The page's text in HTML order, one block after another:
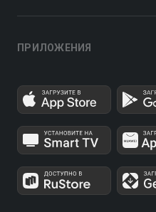
ПРИЛОЖЕНИЯ